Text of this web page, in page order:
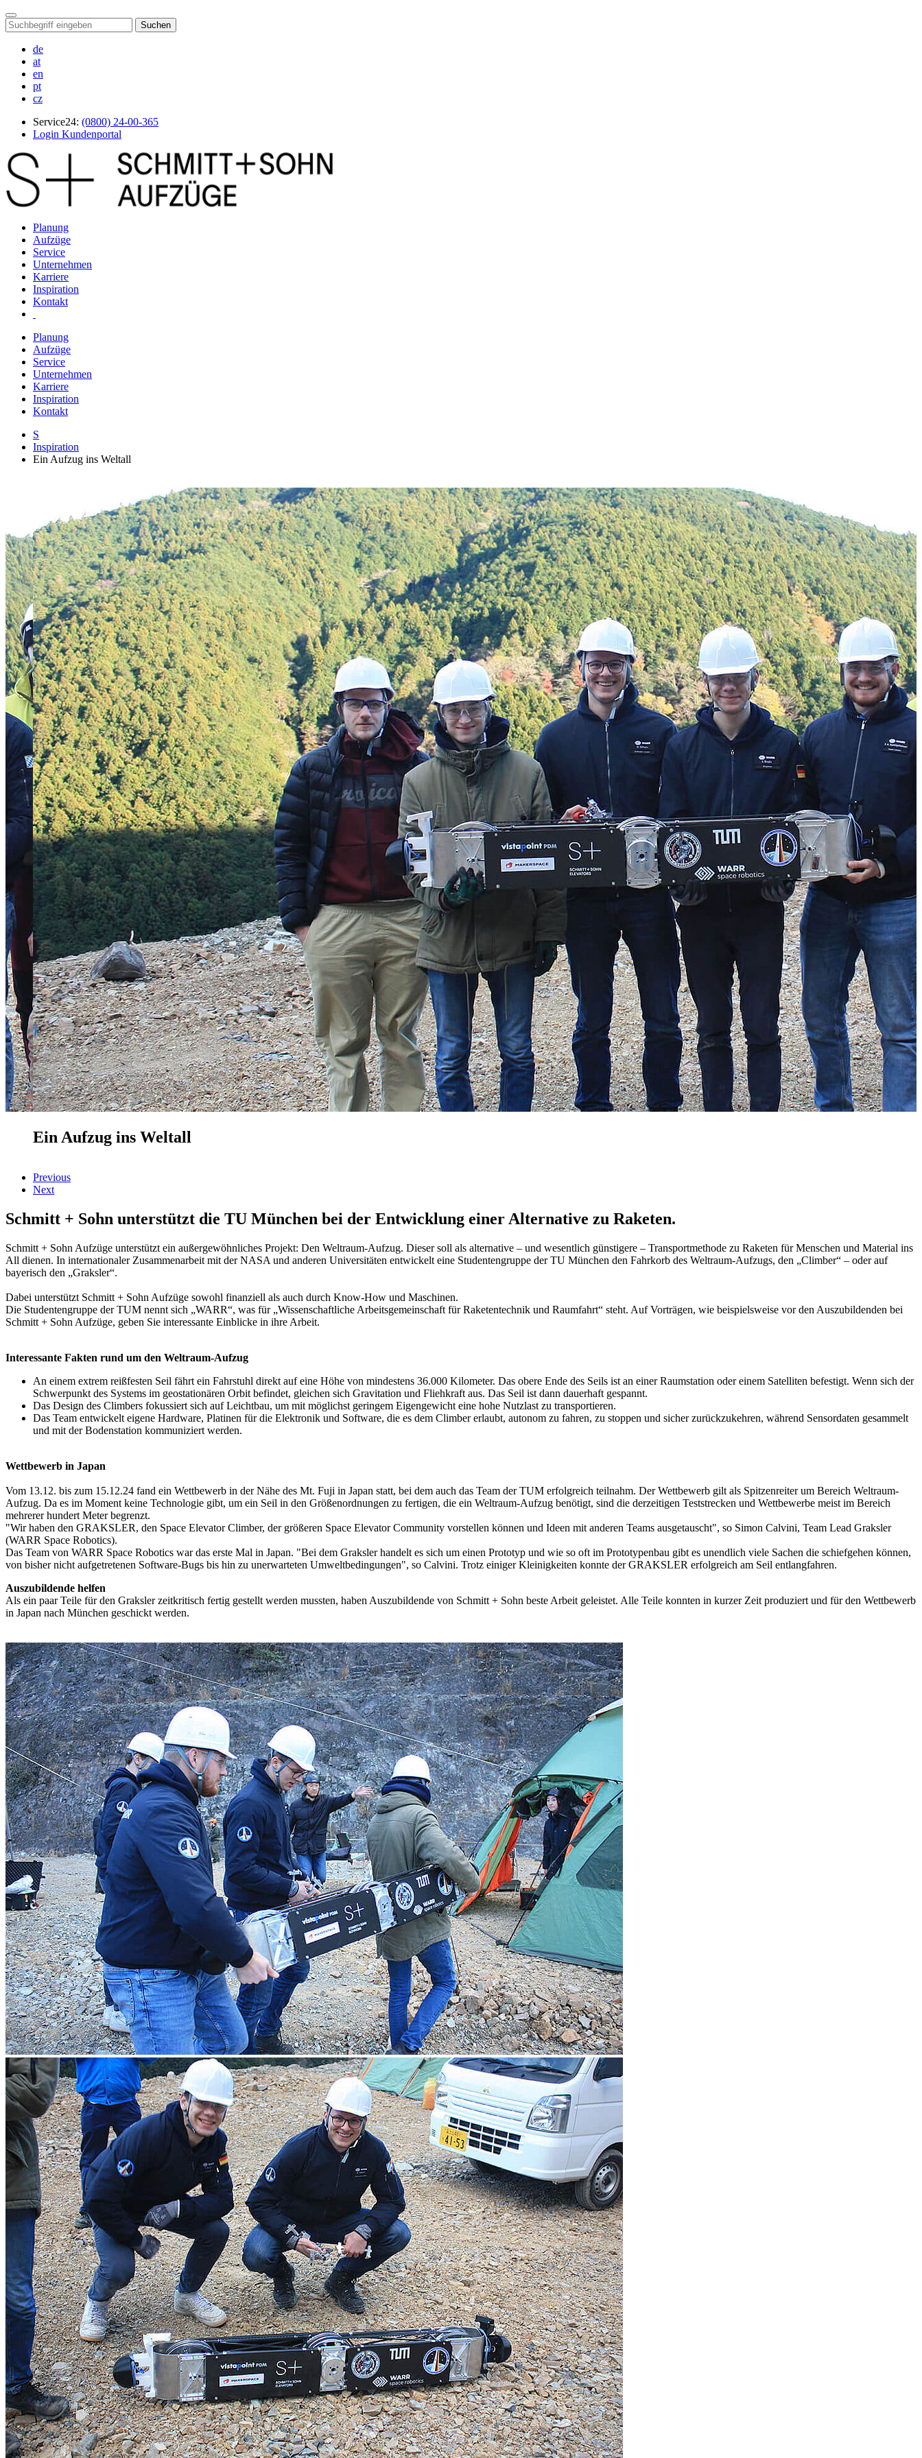
Suchen
de
at
en
pt
cz
Service24: (0800) 24-00-365
Login Kundenportal
Planung
Aufzüge
Service
Unternehmen
Karriere
Inspiration
Kontakt
Planung
Aufzüge
Service
Unternehmen
Karriere
Inspiration
Kontakt
S
Inspiration
Ein Aufzug ins Weltall
Ein Aufzug ins Weltall
Previous
Next
Schmitt + Sohn unterstützt die TU München bei der Entwicklung einer Alternative zu Raketen.
Schmitt + Sohn Aufzüge unterstützt ein außergewöhnliches Projekt: Den Weltraum-Aufzug. Dieser soll als alternative – und wesentlich günstigere – Transportmethode zu Raketen für Menschen und Material ins
All dienen. In internationaler Zusammenarbeit mit der NASA und anderen Universitäten entwickelt eine Studentengruppe der TU München den Fahrkorb des Weltraum-Aufzugs, den „Climber“ – oder auf
bayerisch den „Graksler“.
Dabei unterstützt Schmitt + Sohn Aufzüge sowohl finanziell als auch durch Know-How und Maschinen.
Die Studentengruppe der TUM nennt sich „WARR“, was für „Wissenschaftliche Arbeitsgemeinschaft für Raketentechnik und Raumfahrt“ steht. Auf Vorträgen, wie beispielsweise vor den Auszubildenden bei
Schmitt + Sohn Aufzüge, geben Sie interessante Einblicke in ihre Arbeit.
Interessante Fakten rund um den Weltraum-Aufzug
An einem extrem reißfesten Seil fährt ein Fahrstuhl direkt auf eine Höhe von mindestens 36.000 Kilometer. Das obere Ende des Seils ist an einer Raumstation oder einem Satelliten befestigt. Wenn sich der
Schwerpunkt des Systems im geostationären Orbit befindet, gleichen sich Gravitation und Fliehkraft aus. Das Seil ist dann dauerhaft gespannt.
Das Design des Climbers fokussiert sich auf Leichtbau, um mit möglichst geringem Eigengewicht eine hohe Nutzlast zu transportieren.
Das Team entwickelt eigene Hardware, Platinen für die Elektronik und Software, die es dem Climber erlaubt, autonom zu fahren, zu stoppen und sicher zurückzukehren, während Sensordaten gesammelt
und mit der Bodenstation kommuniziert werden.
Wettbewerb in Japan
Vom 13.12. bis zum 15.12.24 fand ein Wettbewerb in der Nähe des Mt. Fuji in Japan statt, bei dem auch das Team der TUM erfolgreich teilnahm. Der Wettbewerb gilt als Spitzenreiter um Bereich Weltraum-
Aufzug. Da es im Moment keine Technologie gibt, um ein Seil in den Größenordnungen zu fertigen, die ein Weltraum-Aufzug benötigt, sind die derzeitigen Teststrecken und Wettbewerbe meist im Bereich
mehrerer hundert Meter begrenzt.
"Wir haben den GRAKSLER, den Space Elevator Climber, der größeren Space Elevator Community vorstellen können und Ideen mit anderen Teams ausgetauscht", so Simon Calvini, Team Lead Graksler
(WARR Space Robotics).
Das Team von WARR Space Robotics war das erste Mal in Japan. "Bei dem Graksler handelt es sich um einen Prototyp und wie so oft im Prototypenbau gibt es unendlich viele Sachen die schiefgehen können,
von bisher nicht aufgetretenen Software-Bugs bis hin zu unerwarteten Umweltbedingungen", so Calvini. Trotz einiger Kleinigkeiten konnte der GRAKSLER erfolgreich am Seil entlangfahren.
Auszubildende helfen
Als ein paar Teile für den Graksler zeitkritisch fertig gestellt werden mussten, haben Auszubildende von Schmitt + Sohn beste Arbeit geleistet. Alle Teile konnten in kurzer Zeit produziert und für den Wettbewerb
in Japan nach München geschickt werden.